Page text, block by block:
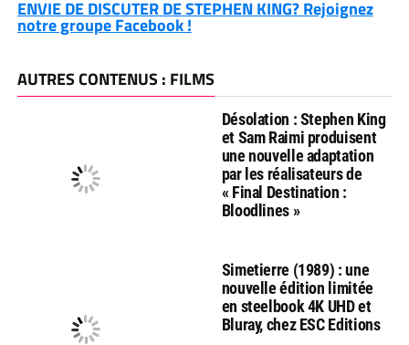
ENVIE DE DISCUTER DE STEPHEN KING? Rejoignez
notre groupe Facebook !
AUTRES CONTENUS : FILMS
Désolation : Stephen King
et Sam Raimi produisent
une nouvelle adaptation
par les réalisateurs de
« Final Destination :
Bloodlines »
Simetierre (1989) : une
nouvelle édition limitée
en steelbook 4K UHD et
Bluray, chez ESC Editions